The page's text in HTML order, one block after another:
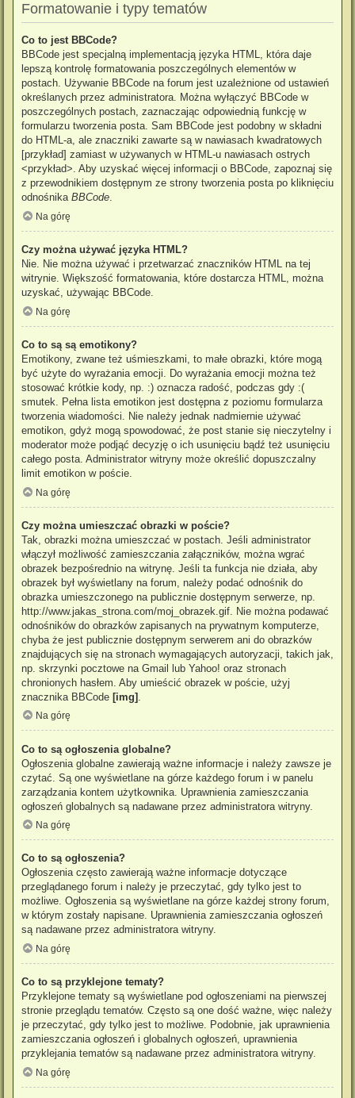
Formatowanie i typy tematów
Co to jest BBCode?
BBCode jest specjalną implementacją języka HTML, która daje
lepszą kontrolę formatowania poszczególnych elementów w
postach. Używanie BBCode na forum jest uzależnione od ustawień
określanych przez administratora. Można wyłączyć BBCode w
poszczególnych postach, zaznaczając odpowiednią funkcję w
formularzu tworzenia posta. Sam BBCode jest podobny w składni
do HTML-a, ale znaczniki zawarte są w nawiasach kwadratowych
[przykład] zamiast w używanych w HTML-u nawiasach ostrych
<przykład>. Aby uzyskać więcej informacji o BBCode, zapoznaj się
z przewodnikiem dostępnym ze strony tworzenia posta po kliknięciu
odnośnika BBCode.
Na górę
Czy można używać języka HTML?
Nie. Nie można używać i przetwarzać znaczników HTML na tej
witrynie. Większość formatowania, które dostarcza HTML, można
uzyskać, używając BBCode.
Na górę
Co to są są emotikony?
Emotikony, zwane też uśmieszkami, to małe obrazki, które mogą
być użyte do wyrażania emocji. Do wyrażania emocji można też
stosować krótkie kody, np. :) oznacza radość, podczas gdy :(
smutek. Pełna lista emotikon jest dostępna z poziomu formularza
tworzenia wiadomości. Nie należy jednak nadmiernie używać
emotikon, gdyż mogą spowodować, że post stanie się nieczytelny i
moderator może podjąć decyzję o ich usunięciu bądź też usunięciu
całego posta. Administrator witryny może określić dopuszczalny
limit emotikon w poście.
Na górę
Czy można umieszczać obrazki w poście?
Tak, obrazki można umieszczać w postach. Jeśli administrator
włączył możliwość zamieszczania załączników, można wgrać
obrazek bezpośrednio na witrynę. Jeśli ta funkcja nie działa, aby
obrazek był wyświetlany na forum, należy podać odnośnik do
obrazka umieszczonego na publicznie dostępnym serwerze, np.
http://www.jakas_strona.com/moj_obrazek.gif. Nie można podawać
odnośników do obrazków zapisanych na prywatnym komputerze,
chyba że jest publicznie dostępnym serwerem ani do obrazków
znajdujących się na stronach wymagających autoryzacji, takich jak,
np. skrzynki pocztowe na Gmail lub Yahoo! oraz stronach
chronionych hasłem. Aby umieścić obrazek w poście, użyj
znacznika BBCode [img]
Na górę
Co to są ogłoszenia globalne?
Ogłoszenia globalne zawierają ważne informacje i należy zawsze je
czytać. Są one wyświetlane na górze każdego forum i w panelu
zarządzania kontem użytkownika. Uprawnienia zamieszczania
ogłoszeń globalnych są nadawane przez administratora witryny.
Na górę
Co to są ogłoszenia?
Ogłoszenia często zawierają ważne informacje dotyczące
przeglądanego forum i należy je przeczytać, gdy tylko jest to
możliwe. Ogłoszenia są wyświetlane na górze każdej strony forum,
w którym zostały napisane. Uprawnienia zamieszczania ogłoszeń
są nadawane przez administratora witryny.
Na górę
Co to są przyklejone tematy?
Przyklejone tematy są wyświetlane pod ogłoszeniami na pierwszej
stronie przeglądu tematów. Często są one dość ważne, więc należy
je przeczytać, gdy tylko jest to możliwe. Podobnie, jak uprawnienia
zamieszczania ogłoszeń i globalnych ogłoszeń, uprawnienia
przyklejania tematów są nadawane przez administratora witryny.
Na górę